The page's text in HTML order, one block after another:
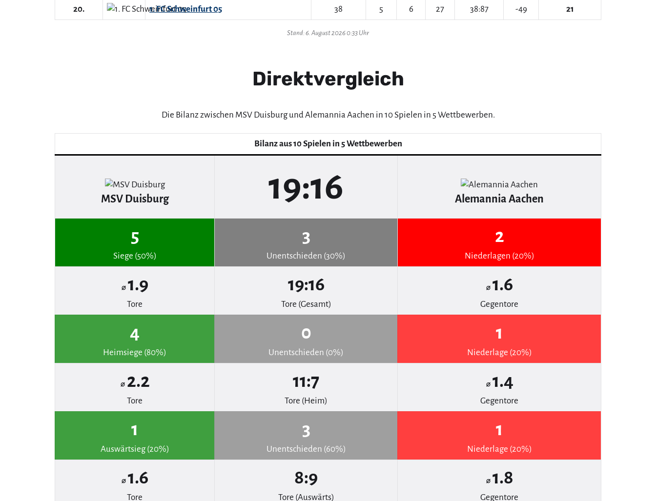
20. 1. FC Schweinfurt 05 38 5 6 27 38:87 -49 21
Stand: 6. August 2026 0:33 Uhr
Direktvergleich
Die Bilanz zwischen MSV Duisburg und Alemannia Aachen in 10 Spielen in 5 Wettbewerben.
Bilanz aus 10 Spielen in 5 Wettbewerben
MSV Duisburg 19:16 Alemannia Aachen
5
Siege (50%)
3
Unentschieden (30%)
2
Niederlagen (20%)
⌀ 1.9
Tore
19:16
Tore (Gesamt)
⌀ 1.6
Gegentore
4
Heimsiege (80%)
0
Unentschieden (0%)
1
Niederlage (20%)
⌀ 2.2
Tore
11:7
Tore (Heim)
⌀ 1.4
Gegentore
1
Auswärtsieg (20%)
3
Unentschieden (60%)
1
Niederlage (20%)
⌀ 1.6
Tore
8:9
Tore (Auswärts)
⌀ 1.8
Gegentore